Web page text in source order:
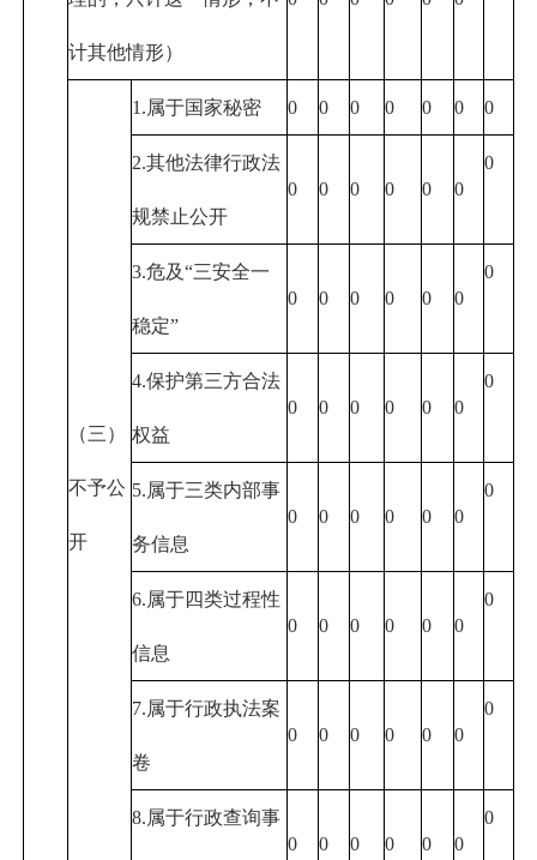
计其他情形）
（三）
不予公
开
1.属于国家秘密 0 0 0 0 0 0 0
2.其他法律行政法
规禁止公开
0 0 0 0 0 0
0
3.危及“三安全一
稳定”
0 0 0 0 0 0
0
4.保护第三方合法
权益
0 0 0 0 0 0
0
5.属于三类内部事
务信息
0 0 0 0 0 0
0
6.属于四类过程性
信息
0 0 0 0 0 0
0
7.属于行政执法案
卷
0 0 0 0 0 0
0
8.属于行政查询事
0 0 0 0 0 0
0